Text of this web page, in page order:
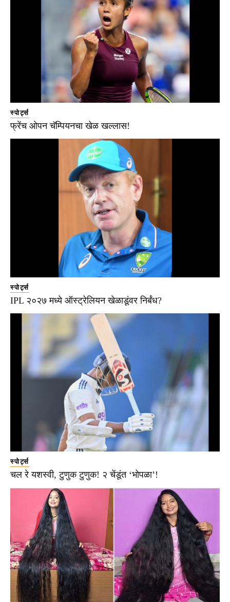
स्पोर्ट्स
फ्रेंच ओपन चॅम्पियनचा खेळ खल्लास!
स्पोर्ट्स
IPL २०२७ मध्ये ऑस्ट्रेलियन खेळाडूंवर निर्बंध?
स्पोर्ट्स
चल रे यशस्वी, टुणुक टुणुक! २ चेंडूंत ‘भोपळा’!